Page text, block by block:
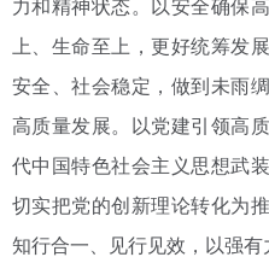
力和精神状态。以安全确保
上、生命至上，更好统筹发
安全、社会稳定，做到未雨
高质量发展。以党建引领高
代中国特色社会主义思想武
切实把党的创新理论转化为
知行合一、见行见效，以强有